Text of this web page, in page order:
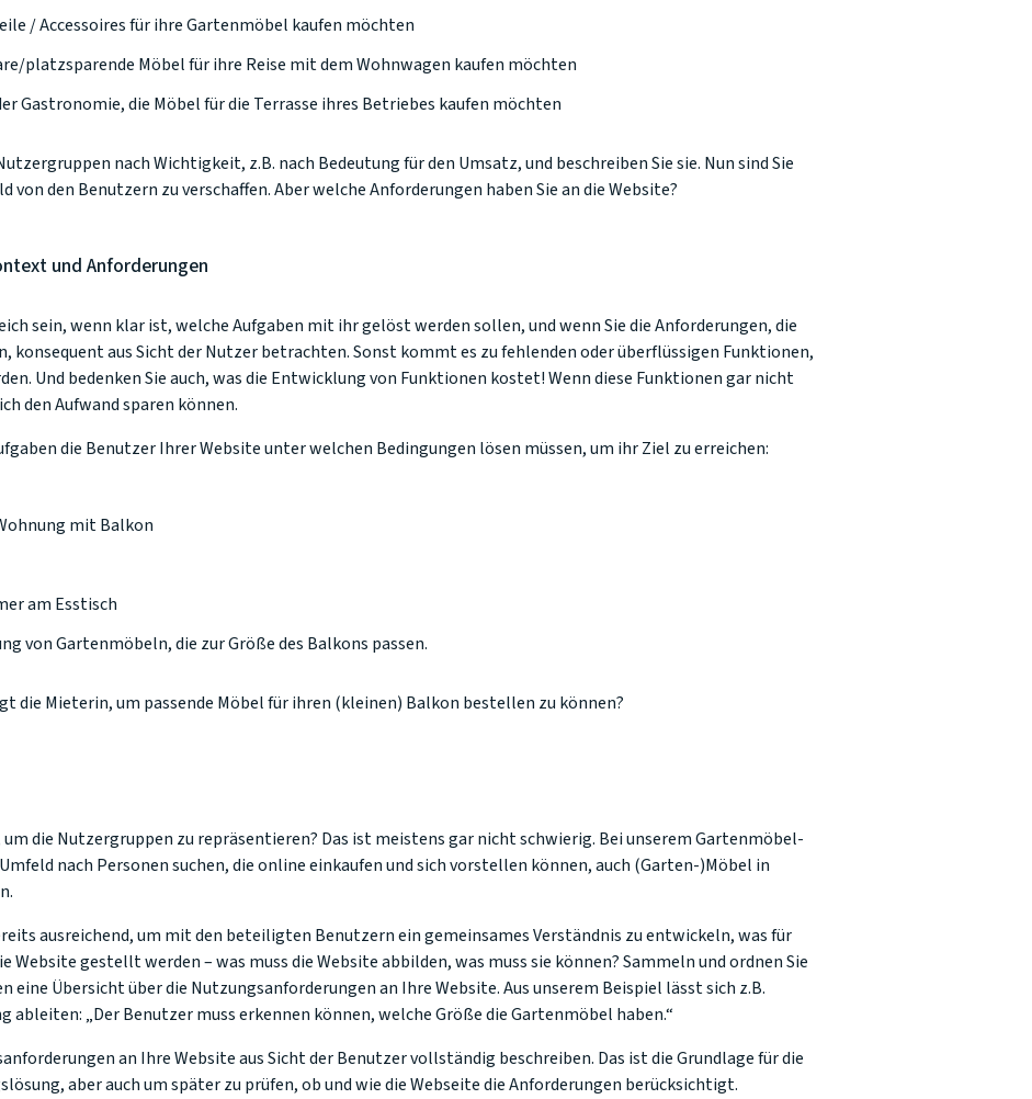
/ Accessoires für ihre Gartenmöbel kaufen möchten
platzsparende Möbel für ihre Reise mit dem Wohnwagen kaufen möchten
Gastronomie, die Möbel für die Terrasse ihres Betriebes kaufen möchten
nach Wichtigkeit, z.B. nach Bedeutung für den Umsatz, und beschreiben Sie sie. Nun sind Sie
von den Benutzern zu verschaffen. Aber welche Anforderungen haben Sie an die Website?
und Anforderungen
sein, wenn klar ist, welche Aufgaben mit ihr gelöst werden sollen, und wenn Sie die Anforderungen, die
konsequent aus Sicht der Nutzer betrachten. Sonst kommt es zu fehlenden oder überflüssigen Funktionen,
Und bedenken Sie auch, was die Entwicklung von Funktionen kostet! Wenn diese Funktionen gar nicht
den Aufwand sparen können.
die Benutzer Ihrer Website unter welchen Bedingungen lösen müssen, um ihr Ziel zu erreichen:
mit Balkon
am Esstisch
von Gartenmöbeln, die zur Größe des Balkons passen.
die Mieterin, um passende Möbel für ihren (kleinen) Balkon bestellen zu können?
die Nutzergruppen zu repräsentieren? Das ist meistens gar nicht schwierig. Bei unserem Gartenmöbel-
nach Personen suchen, die online einkaufen und sich vorstellen können, auch (Garten-)Möbel in
ausreichend, um mit den beteiligten Benutzern ein gemeinsames Verständnis zu entwickeln, was für
Website gestellt werden – was muss die Website abbilden, was muss sie können? Sammeln und ordnen Sie
eine Übersicht über die Nutzungsanforderungen an Ihre Website. Aus unserem Beispiel lässt sich z.B.
ableiten: „Der Benutzer muss erkennen können, welche Größe die Gartenmöbel haben.“
an Ihre Website aus Sicht der Benutzer vollständig beschreiben. Das ist die Grundlage für die
aber auch um später zu prüfen, ob und wie die Webseite die Anforderungen berücksichtigt.